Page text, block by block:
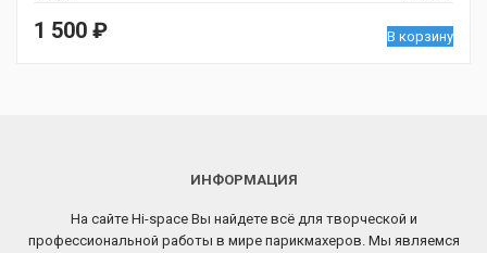
1 500 ₽ В корзину
ИНФОРМАЦИЯ
На сайте Hi-space Вы найдете всё для творческой и
профессиональной работы в мире парикмахеров. Мы являемся